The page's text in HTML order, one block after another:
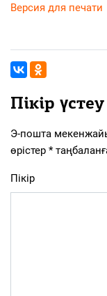
Версия для печати
Пікір үстеу
Э-пошта
өрістер *
Пікір